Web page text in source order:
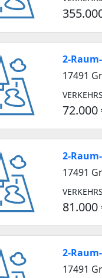
2-
17491
72.000
2-
17491
81.000
2-
17491